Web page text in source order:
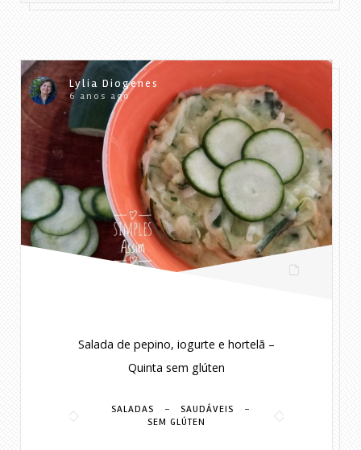
Lylia Diogenes
6 anos ago
Salada de pepino, iogurte e hortelã –
Quinta sem glúten
SALADAS - SAUDÁVEIS -
SEM GLÚTEN